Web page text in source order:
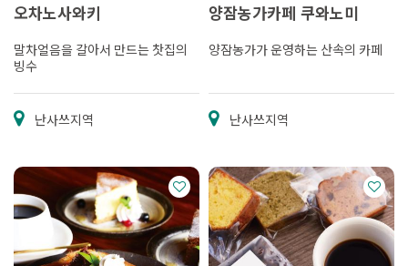
오차노사와키
말차얼음을 갈아서 만드는 찻집의
빙수
난사쓰지역
양잠농가카페 쿠와노미
양잠농가가 운영하는 산속의 카페
난사쓰지역